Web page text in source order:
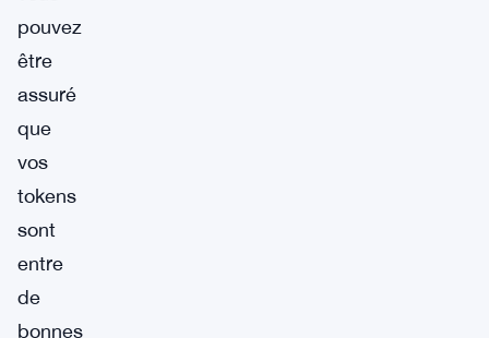
pouvez
être
assuré
que
vos
tokens
sont
entre
de
bonnes